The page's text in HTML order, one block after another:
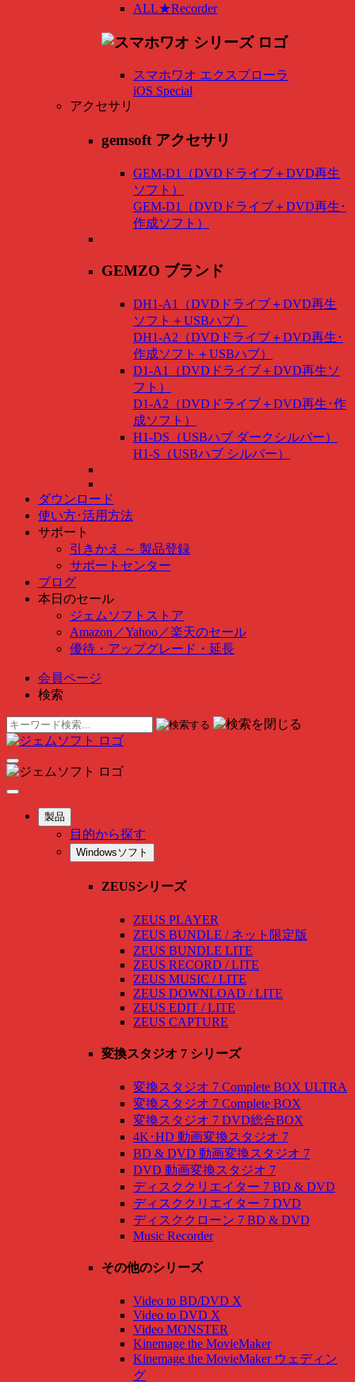
ALL★Recorder
スマホワオ エクスプローラ
iOS Special
アクセサリ
gemsoft アクセサリ
GEM-D1（DVDドライブ＋DVD再生
ソフト）
GEM-D1（DVDドライブ＋DVD再生･
作成ソフト）
GEMZO ブランド
DH1-A1（DVDドライブ＋DVD再生
ソフト＋USBハブ）
DH1-A2（DVDドライブ＋DVD再生･
作成ソフト＋USBハブ）
D1-A1（DVDドライブ＋DVD再生ソ
フト）
D1-A2（DVDドライブ＋DVD再生･作
成ソフト）
H1-DS（USBハブ ダークシルバー）
H1-S（USBハブ シルバー）
ダウンロード
使い方･活用方法
サポート
引きかえ ～ 製品登録
サポートセンター
ブログ
本日のセール
ジェムソフトストア
Amazon ／Yahoo ／楽天のセール
優待・アップグレード・延長
会員ページ
検索
製品
目的から探す
Windowsソフト
ZEUSシリーズ
ZEUS PLAYER
ZEUS BUNDLE / ネット限定版
ZEUS BUNDLE LITE
ZEUS RECORD / LITE
ZEUS MUSIC / LITE
ZEUS DOWNLOAD / LITE
ZEUS EDIT / LITE
ZEUS CAPTURE
変換スタジオ 7 シリーズ
変換スタジオ 7 Complete BOX ULTRA
変換スタジオ 7 Complete BOX
変換スタジオ 7 DVD総合BOX
4K･HD 動画変換スタジオ 7
BD & DVD 動画変換スタジオ 7
DVD 動画変換スタジオ 7
ディスククリエイター 7 BD & DVD
ディスククリエイター 7 DVD
ディスククローン 7 BD & DVD
Music Recorder
その他のシリーズ
Video to BD/DVD X
Video to DVD X
Video MONSTER
Kinemage the MovieMaker
Kinemage the MovieMaker ウェディン
グ